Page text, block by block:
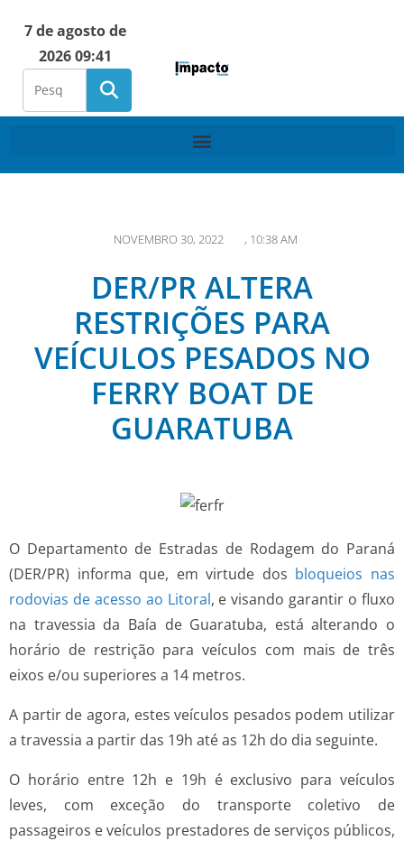
7 de agosto de
2026 09:41
NOVEMBRO 30, 2022 , 10:38 AM
DER/PR ALTERA
RESTRIÇÕES PARA
VEÍCULOS PESADOS NO
FERRY BOAT DE
GUARATUBA
O Departamento de Estradas de Rodagem do Paraná
(DER/PR) informa que, em virtude dos bloqueios nas
rodovias de acesso ao Litoral, e visando garantir o fluxo
na travessia da Baía de Guaratuba, está alterando o
horário de restrição para veículos com mais de três
eixos e/ou superiores a 14 metros.
A partir de agora, estes veículos pesados podem utilizar
a travessia a partir das 19h até as 12h do dia seguinte.
O horário entre 12h e 19h é exclusivo para veículos
leves, com exceção do transporte coletivo de
passageiros e veículos prestadores de serviços públicos,